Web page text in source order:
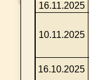
16.11.2025
10.11.2025
16.10.2025